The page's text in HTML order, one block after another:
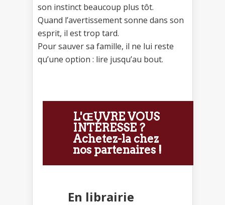
son instinct beaucoup plus tôt.
Quand l’avertissement sonne dans son
esprit, il est trop tard.
Pour sauver sa famille, il ne lui reste
qu’une option : lire jusqu’au bout.
L'ŒUVRE VOUS
INTÉRESSE ?
Achetez-la chez
nos partenaires !
En librairie